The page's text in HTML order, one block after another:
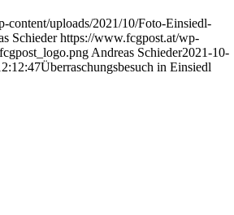
content/uploads/2021/10/Foto-Einsiedl-
Schieder https://www.fcgpost.at/wp-
Andreas Schieder2021-10-
Überraschungsbesuch in Einsiedl